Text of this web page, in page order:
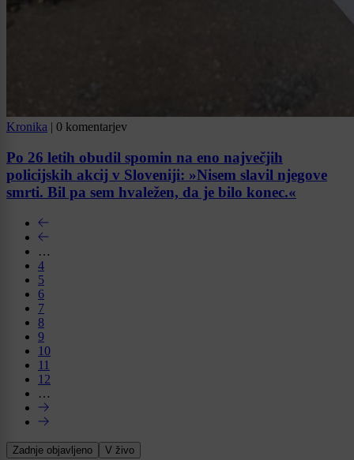
Kronika | 0 komentarjev
Po 26 letih obudil spomin na eno največjih
policijskih akcij v Sloveniji: »Nisem slavil njegove
smrti. Bil pa sem hvaležen, da je bilo konec.«
…
4
5
6
7
8
9
10
11
12
…
Zadnje objavljeno V živo